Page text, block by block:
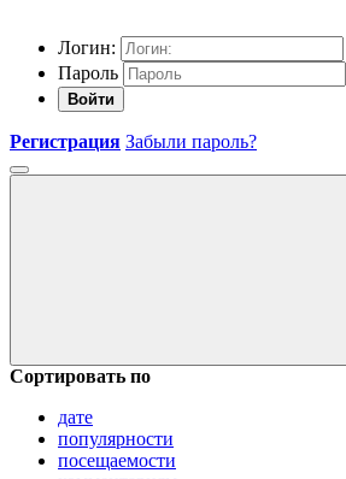
Логин:
Пароль
Войти
Регистрация Забыли пароль?
Сортировать по
дате
популярности
посещаемости